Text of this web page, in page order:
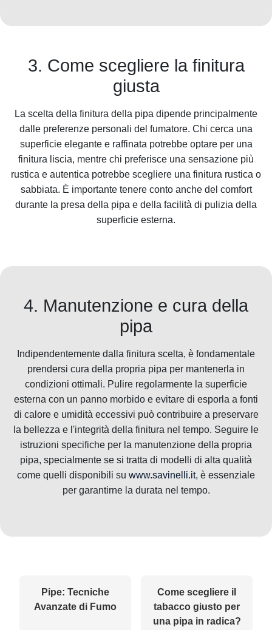
3. Come scegliere la finitura
giusta
La scelta della finitura della pipa dipende principalmente
dalle preferenze personali del fumatore. Chi cerca una
superficie elegante e raffinata potrebbe optare per una
finitura liscia, mentre chi preferisce una sensazione più
rustica e autentica potrebbe scegliere una finitura rustica o
sabbiata. È importante tenere conto anche del comfort
durante la presa della pipa e della facilità di pulizia della
superficie esterna.
4. Manutenzione e cura della
pipa
Indipendentemente dalla finitura scelta, è fondamentale
prendersi cura della propria pipa per mantenerla in
condizioni ottimali. Pulire regolarmente la superficie
esterna con un panno morbido e evitare di esporla a fonti
di calore e umidità eccessivi può contribuire a preservare
la bellezza e l'integrità della finitura nel tempo. Seguire le
istruzioni specifiche per la manutenzione della propria
pipa, specialmente se si tratta di modelli di alta qualità
come quelli disponibili su www.savinelli.it, è essenziale
per garantirne la durata nel tempo.
Pipe: Tecniche
Avanzate di Fumo
Come scegliere il
tabacco giusto per
una pipa in radica?